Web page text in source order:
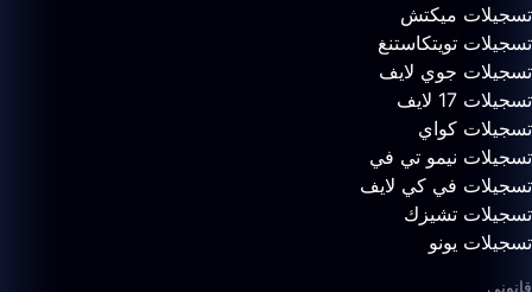
تسجيلات ميكتش
تسجيلات تويتكاستنغ
تسجيلات جوي لايف
تسجيلات 17 لايف
تسجيلات كواي
تسجيلات نيمو تي في
تسجيلات في كي لايف
تسجيلات تشيزك
تسجيلات يونو
قانوني